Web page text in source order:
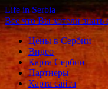
Life in Serbia
Все что Вы хотели
Цены в Сербии
Видео
Карта Сербии
Партнеры
Карта сайта